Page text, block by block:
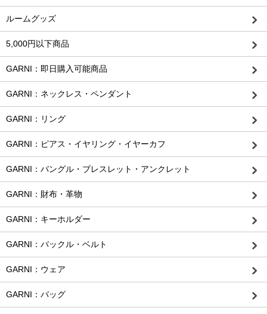
ルームグッズ
5,000円以下商品
GARNI：即日購入可能商品
GARNI：ネックレス・ペンダント
GARNI：リング
GARNI：ピアス・イヤリング・イヤーカフ
GARNI：バングル・ブレスレット・アンクレット
GARNI：財布・革物
GARNI：キーホルダー
GARNI：バックル・ベルト
GARNI：ウェア
GARNI：バッグ